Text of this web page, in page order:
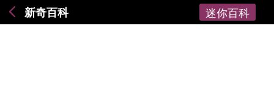
新奇百科 迷你百科